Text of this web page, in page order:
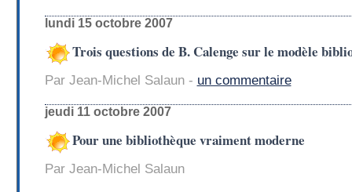
lundi 15 octobre 2007
Trois questions de B. Calenge sur le modèle
Par Jean-Michel Salaun - un commentaire
jeudi 11 octobre 2007
Pour une bibliothèque vraiment moderne
Par Jean-Michel Salaun